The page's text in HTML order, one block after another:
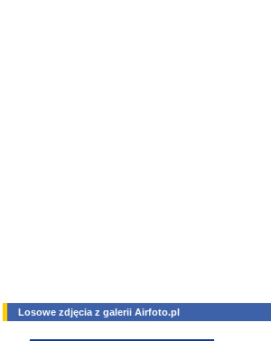
Losowe zdjęcia z galerii Airfoto.pl